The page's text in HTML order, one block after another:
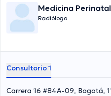
Medicina
Radiólogo
Consultorio 1
Carrera 16 #84A-09, Bogotá,